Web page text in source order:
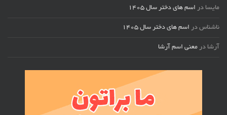
مایسا در اسم های دختر سال ۱۴۰۵
ناشناس در اسم های دختر سال ۱۴۰۵
آرشا در معنی اسم آرشا